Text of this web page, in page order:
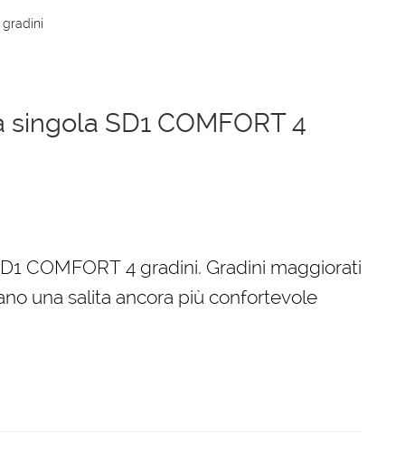
gradini
SD1 COMFORT 4
COMFORT 4 gradini. Gradini maggiorati
una salita ancora più confortevole